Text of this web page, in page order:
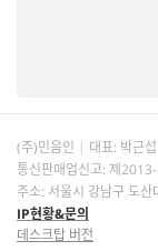
(주)민음인 대표: 박근섭
통신판매업신고: 제
주소: 서울시 강남구 도
IP현황&문의
데스크탑 버전